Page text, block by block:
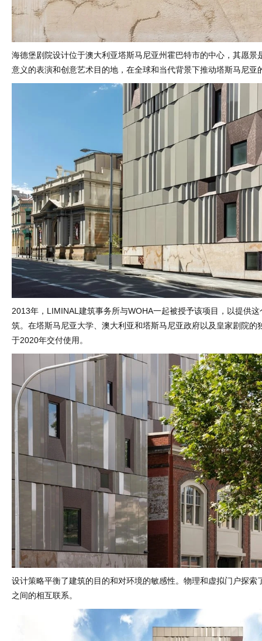
海德堡剧院设计位于澳大利亚塔斯马尼亚州霍巴特市的中心，其愿景
意义的表演和创意艺术目的地，在全球和当代背景下推动塔斯马尼亚
2013年，LIMINAL建筑事务所与WOHA一起被授予该项目，以提供
筑。在塔斯马尼亚大学、澳大利亚和塔斯马尼亚政府以及皇家剧院的
于2020年交付使用。
设计策略平衡了建筑的目的和对环境的敏感性。物理和虚拟门户探索
之间的相互联系。